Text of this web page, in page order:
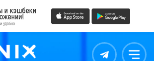
Контакты Меню